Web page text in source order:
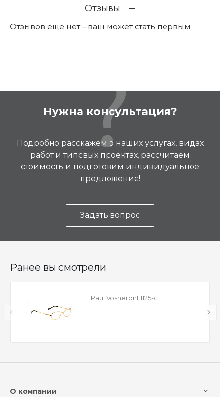
Отзывы
Отзывов ещё нет – ваш может стать первым
Нужна консультация?
Подробно расскажем о наших услугах, видах
работ и типовых проектах, рассчитаем
стоимость и подготовим индивидуальное
предложение!
Задать вопрос
Ранее вы смотрели
Paul Vosheront 1125-c1
О компании